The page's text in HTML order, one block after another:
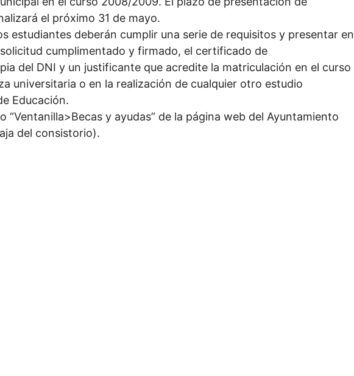
el próximo 31 de mayo.
estudiantes deberán cumplir una serie de requisitos y presentar en
cumplimentado y firmado, el certificado de
del DNI y un justificante que acredite la matriculación en el curso
universitaria o en la realización de cualquier otro estudio
Educación.
“Ventanilla>Becas y ayudas” de la página web del Ayuntamiento
del consistorio).